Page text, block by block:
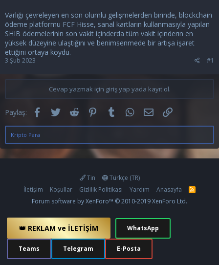
Varlığı çevreleyen en son olumlu gelişmelerden birinde, blockchain
ödeme platformu FCF Hisse, sanal kartların kullanmasıyla yapılan
SHIB ödemelerinin son vakit içinderda tüm vakit içinderın en
yüksek düzeyine ulaştığını ve benimsenmede bir artışa işaret
ettiğini ortaya koydu.
3 Şub 2023 #1
Cevap yazmak için giriş yap yada kayıt ol.
Paylaş: Facebook
TwitterReddit PinterestTumblrWhatsApp
E-postaLink
Kripto Para
Tin
Türkçe (TR)
İletişim
Koşullar Gizlilik Politikası Yardım Anasayfa
R
S
Forum software by XenForo™ © 2010-2019 XenForo Ltd.
👑 REKLAM ve İLETİŞİM WhatsApp
Teams Telegram E-Posta